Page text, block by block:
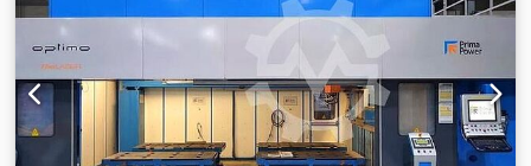
usadas BLM Group. Graças à experiência adquirida no
pós-venda e à constante formação técnica, oferecemos um
serviço completo e confiável. Gerimos a avaliação, compra
e recondicionamento das máquinas, incluindo a
manutenção da fonte laser, garantindo elevados padrões
de qualidade. Tratamos diretamente da logística,
desmontagem e transporte, eliminando os riscos da venda